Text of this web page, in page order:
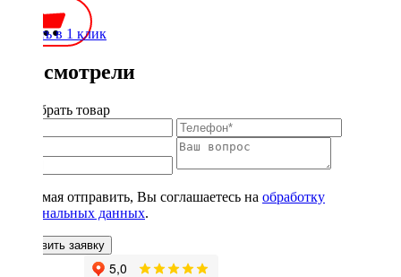
Купить в 1 клик
Вы смотрели
Подобрать товар
Нажимая отправить, Вы соглашаетесь на обработку
персональных данных.
Оставить заявку